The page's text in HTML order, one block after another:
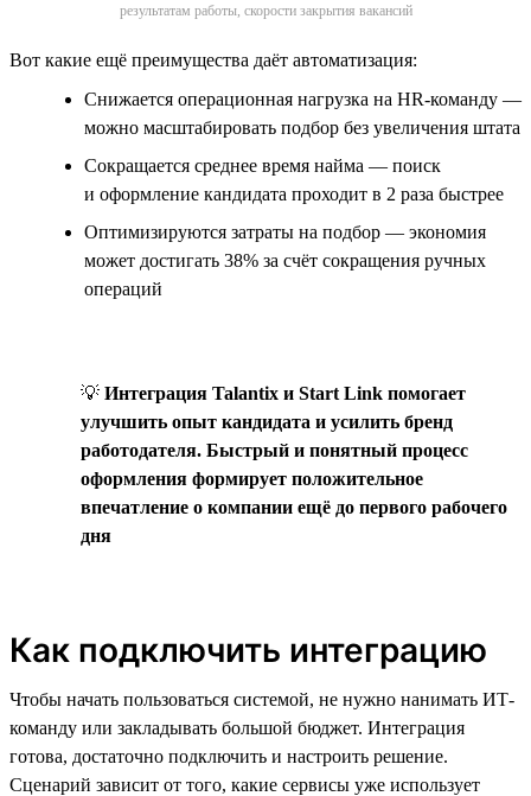
результатам работы, скорости закрытия вакансий
Вот какие ещё преимущества даёт автоматизация:
Снижается операционная нагрузка на HR-команду —
можно масштабировать подбор без увеличения штата
Сокращается среднее время найма — поиск
и оформление кандидата проходит в 2 раза быстрее
Оптимизируются затраты на подбор — экономия
может достигать 38% за счёт сокращения ручных
операций
💡 Интеграция Talantix и Start Link помогает
улучшить опыт кандидата и усилить бренд
работодателя. Быстрый и понятный процесс
оформления формирует положительное
впечатление о компании ещё до первого рабочего
дня
Как подключить интеграцию
Чтобы начать пользоваться системой, не нужно нанимать ИТ-
команду или закладывать большой бюджет. Интеграция
готова, достаточно подключить и настроить решение.
Сценарий зависит от того, какие сервисы уже использует